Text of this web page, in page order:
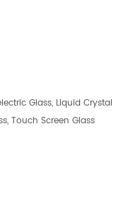
Glass, Liquid Crystal
Touch Screen Glass